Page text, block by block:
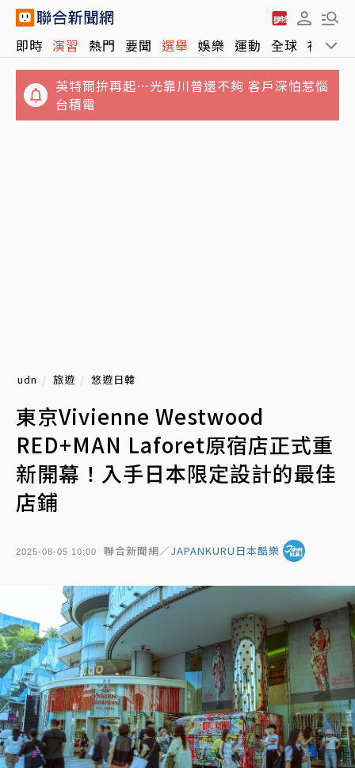
即時 演習 熱門 要聞 選舉 娛樂 運動 全球 社會
台積電
隱約見內褲…超辣女遊客穿「透視裙」遊古蹟
導覽員拒入全網讚翻
udn 旅遊 悠遊日韓
東京Vivienne Westwood
RED+MAN Laforet原宿店正式重
新開幕！入手日本限定設計的最佳
店鋪
2025-08-05 10:00 聯合新聞網／JAPANKURU日本酷樂